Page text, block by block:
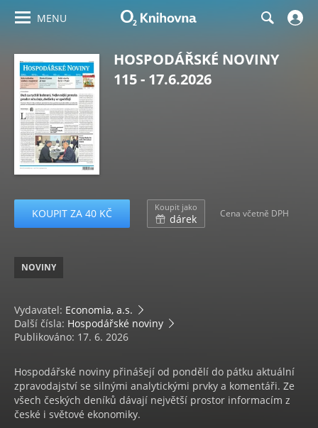
MENU
HOSPODÁŘSKÉ NOVINY
115 - 17.6.2026
KOUPIT ZA 40 KČ Koupit jako
dárek Cena včetně DPH
NOVINY
Vydavatel: Economia, a.s.
Další čísla: Hospodářské noviny
Publikováno: 17. 6. 2026
Hospodářské noviny přinášejí od pondělí do pátku aktuální
zpravodajství se silnými analytickými prvky a komentáři. Ze
všech českých deníků dávají největší prostor informacím z
české i světové ekonomiky.